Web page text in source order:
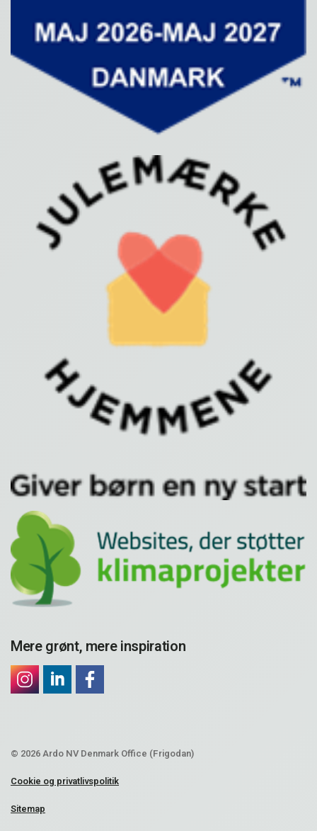
Mere grønt, mere inspiration
© 2026 Ardo NV Denmark Office (Frigodan)
Cookie og privatlivspolitik
Sitemap